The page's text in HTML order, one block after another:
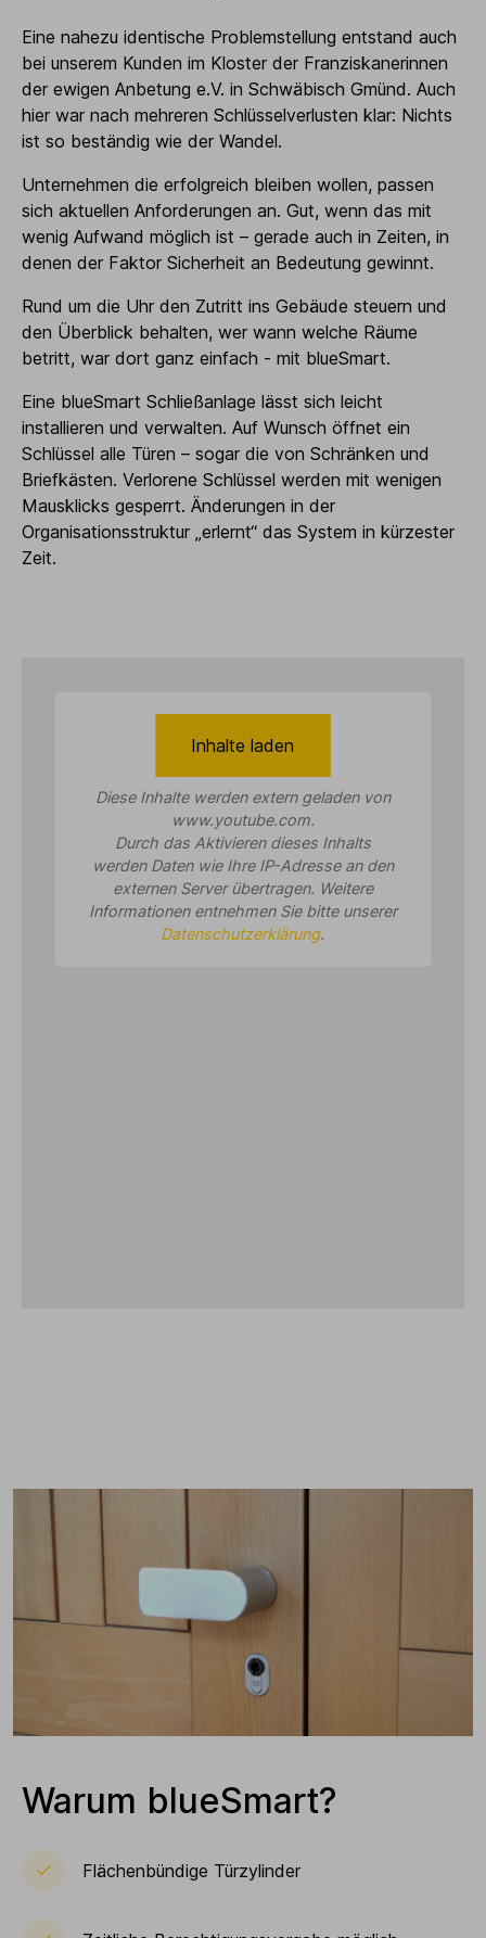
Eine nahezu identische Problemstellung entstand auch
bei unserem Kunden im Kloster der Franziskanerinnen
der ewigen Anbetung e.V. in Schwäbisch Gmünd. Auch
hier war nach mehreren Schlüsselverlusten klar: Nichts
ist so beständig wie der Wandel.
Unternehmen die erfolgreich bleiben wollen, passen
sich aktuellen Anforderungen an. Gut, wenn das mit
wenig Aufwand möglich ist – gerade auch in Zeiten, in
denen der Faktor Sicherheit an Bedeutung gewinnt.
Rund um die Uhr den Zutritt ins Gebäude steuern und
den Überblick behalten, wer wann welche Räume
betritt, war dort ganz einfach - mit blueSmart.
Eine blueSmart Schließanlage lässt sich leicht
installieren und verwalten. Auf Wunsch öffnet ein
Schlüssel alle Türen – sogar die von Schränken und
Briefkästen. Verlorene Schlüssel werden mit wenigen
Mausklicks gesperrt. Änderungen in der
Organisationsstruktur „erlernt“ das System in kürzester
Zeit.
Inhalte laden
Diese Inhalte werden extern geladen von
www.youtube.com.
Durch das Aktivieren dieses Inhalts
werden Daten wie Ihre IP-Adresse an den
externen Server übertragen. Weitere
Informationen entnehmen Sie bitte unserer
Datenschutzerklärung.
Warum blueSmart?
Flächenbündige Türzylinder